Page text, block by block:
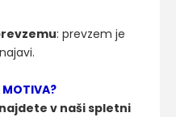
: prevzem je
MOTIVA?
v naši spletni